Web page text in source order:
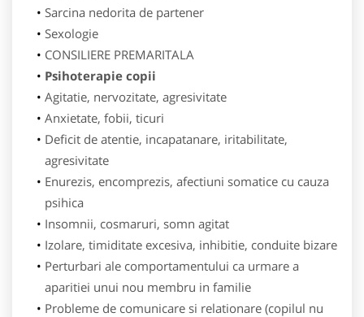
Sarcina nedorita de partener
Sexologie
CONSILIERE PREMARITALA
Psihoterapie copii
Agitatie, nervozitate, agresivitate
Anxietate, fobii, ticuri
Deficit de atentie, incapatanare, iritabilitate,
agresivitate
Enurezis, encomprezis, afectiuni somatice cu cauza
psihica
Insomnii, cosmaruri, somn agitat
Izolare, timiditate excesiva, inhibitie, conduite bizare
Perturbari ale comportamentului ca urmare a
aparitiei unui nou membru in familie
Probleme de comunicare si relationare (copilul nu